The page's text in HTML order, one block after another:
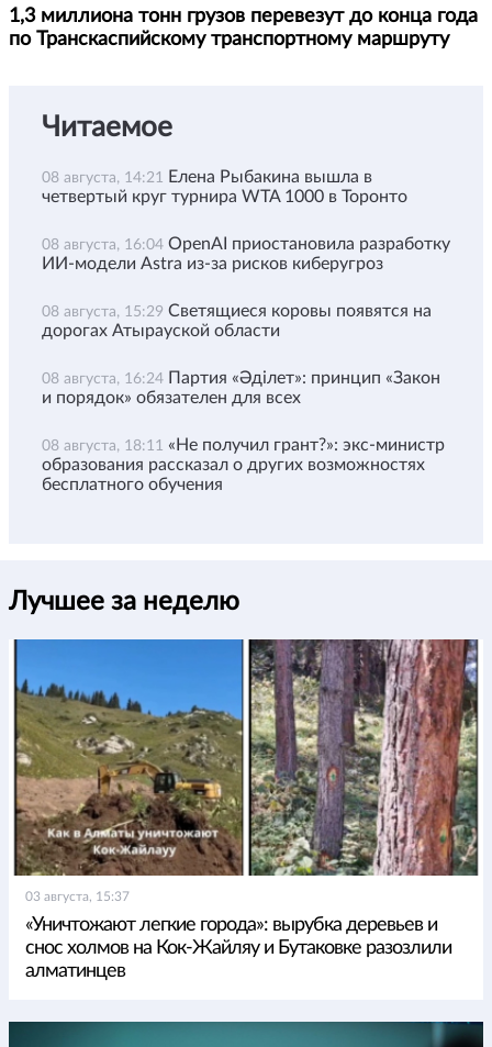
1,3 миллиона тонн грузов перевезут до конца года
по Транскаспийскому транспортному маршруту
Читаемое
08 августа, 14:21 Елена Рыбакина вышла в
четвертый круг турнира WTA 1000 в Торонто
08 августа, 16:04 OpenAI приостановила разработку
ИИ-модели Astra из-за рисков киберугроз
08 августа, 15:29 Светящиеся коровы появятся на
дорогах Атырауской области
08 августа, 16:24 Партия «Әділет»: принцип «Закон
и порядок» обязателен для всех
08 августа, 18:11 «Не получил грант?»: экс-министр
образования рассказал о других возможностях
бесплатного обучения
Лучшее за неделю
03 августа, 15:37
«Уничтожают легкие города»: вырубка деревьев и
снос холмов на Кок-Жайляу и Бутаковке разозлили
алматинцев